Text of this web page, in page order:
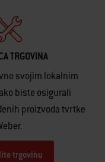
TRGOVINA
svojim lokalnim
biste osigurali
proizvoda tvrtke
trgovinu